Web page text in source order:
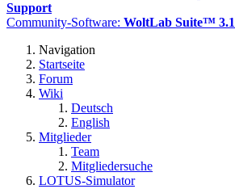
Support
Community-Software: WoltLab Suite™
Navigation
Startseite
Forum
Wiki
Deutsch
English
Mitglieder
Team
Mitgliedersuche
LOTUS-Simulator